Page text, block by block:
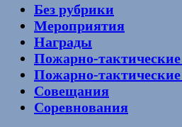
Без рубрики
Мероприятия
Награды
Пожарно-
Пожарно-
Совещания
Соревнования